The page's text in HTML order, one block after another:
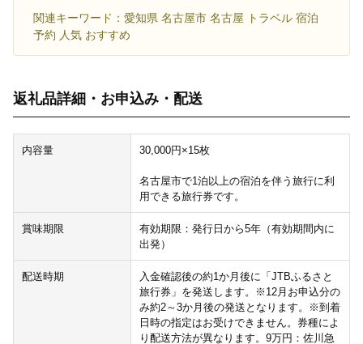
関連キーワード：愛知県 名古屋市 名古屋 トラベル 宿泊
予約 人気 おすすめ
返礼品詳細・お申込み・配送
内容量 30,000円×15枚
名古屋市で1泊以上の宿泊を伴う旅行に利
用できる旅行券です。
賞味期限
有効期限：発行日から5年（有効期間内に
出発）
配送時期
入金確認後の約1か月後に「JTBふるさと
旅行券」を発送します。※12月お申込分の
み約2～3か月後の発送となります。※到着
日時の指定はお受けできません。券種によ
り配送方法が異なります。9万円：佐川急